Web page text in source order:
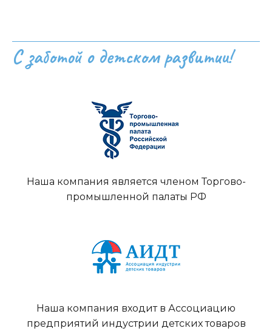
С заботой о детском развитии!
Наша компания является членом Торгово-
промышленной палаты РФ
Наша компания входит в Ассоциацию
предприятий индустрии детских товаров